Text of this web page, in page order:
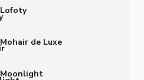
Lofoty
Mohair de Luxe
Moonlight